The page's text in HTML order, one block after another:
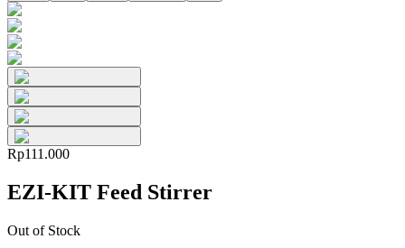
Rp111.000
EZI-KIT Feed Stirrer
Out of Stock